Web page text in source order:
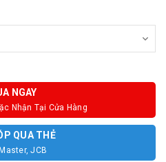
NGAY
Nhận Tại Cửa Hàng
QUA THẺ
JCB